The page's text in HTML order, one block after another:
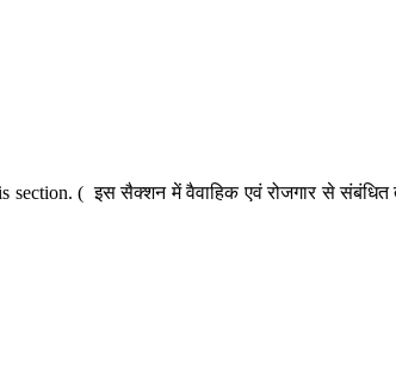
( इस सैक्शन में वैवाहिक एवं रोजगार से संबंधित